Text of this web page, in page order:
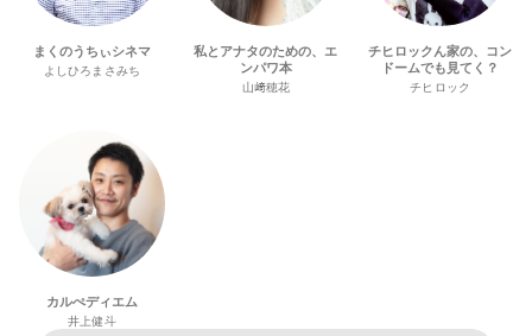
まくのうちぃシネマ
よしひろまさみち
私とアナタのための、エ
ンパワ本
山﨑穂花
チヒロックん家の、コン
ドームでも見てく？
チヒロック
カルぺディエム
井上健斗